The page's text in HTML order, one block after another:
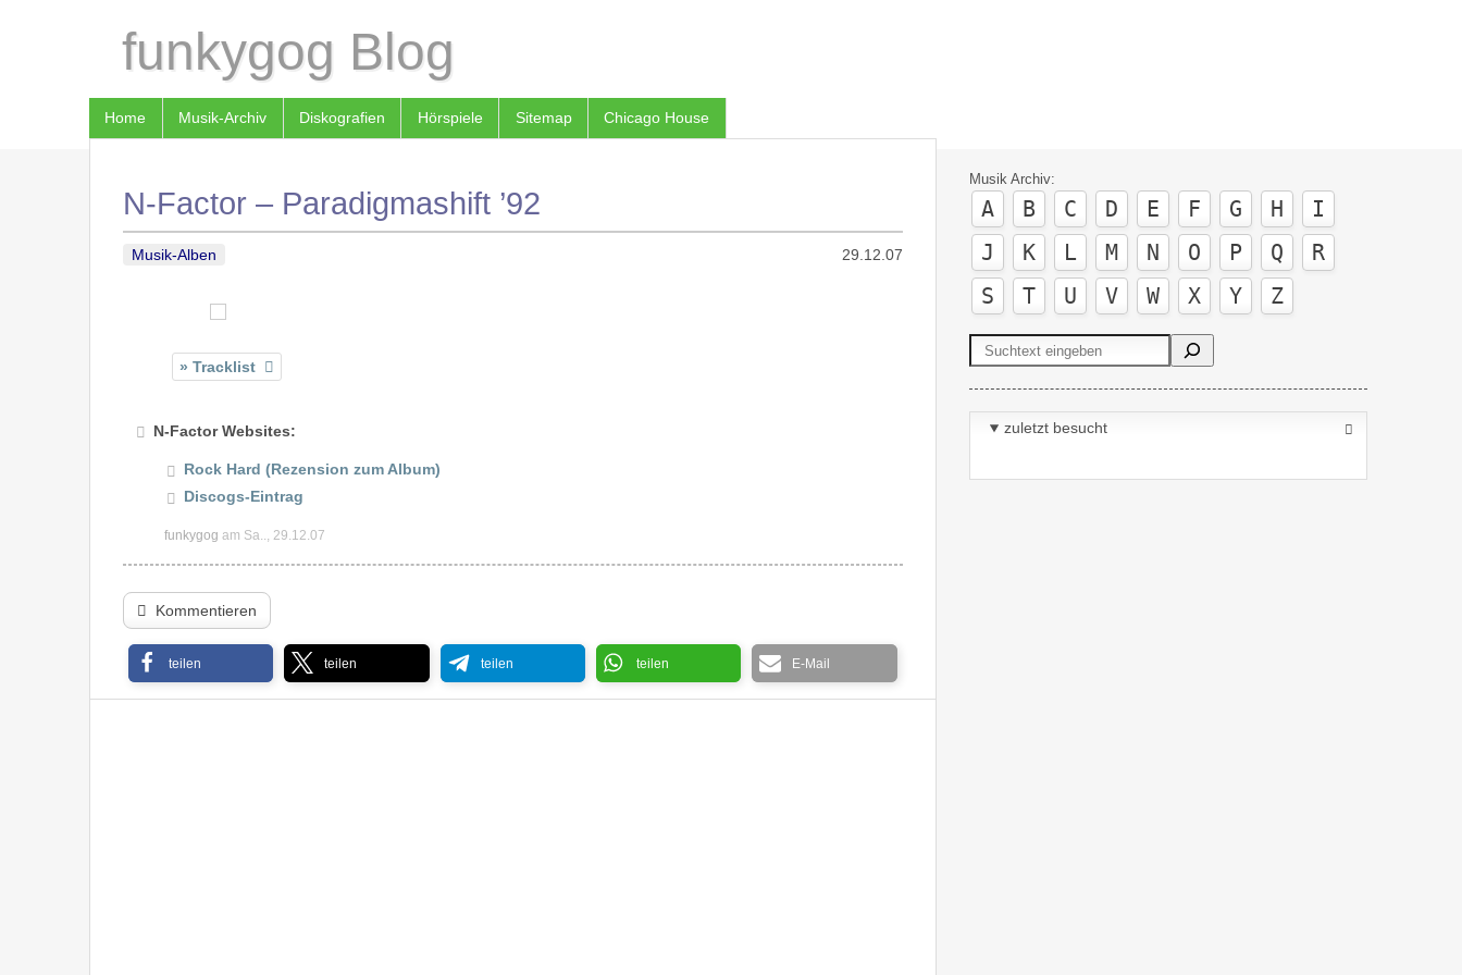
funkygog Blog
Home Musik-Archiv Diskografien Hörspiele Sitemap Chicago House
N-Factor – Paradigmashift ’92
Musik-Alben 29.12.07
Tracklist
N-Factor Websites:
Rock Hard (Rezension zum Album)
Discogs-Eintrag
funkygog am Sa.., 29.12.07
Kommentieren
teilen teilen teilen teilen E-Mail
Musik Archiv:
A B C D E F G H
I
J
K L M N O P Q
R
S
T U V W X Y Z
Suchen
zuletzt besucht